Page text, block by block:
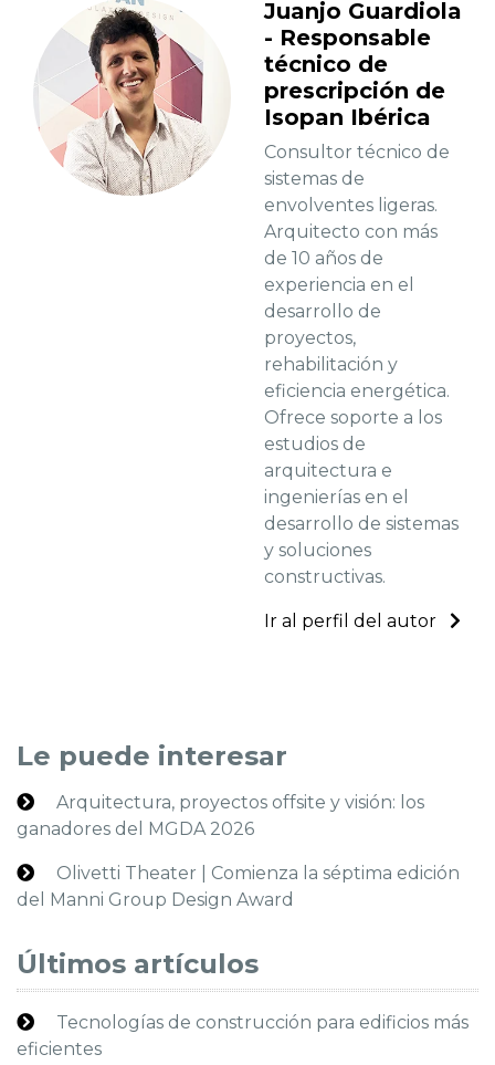
Juanjo Guardiola
- Responsable
técnico de
prescripción de
Isopan Ibérica
Consultor técnico de
sistemas de
envolventes ligeras.
Arquitecto con más
de 10 años de
experiencia en el
desarrollo de
proyectos,
rehabilitación y
eficiencia energética.
Ofrece soporte a los
estudios de
arquitectura e
ingenierías en el
desarrollo de sistemas
y soluciones
constructivas.
Ir al perfil del autor
Le puede interesar
Arquitectura, proyectos offsite y visión: los
ganadores del MGDA 2026
Olivetti Theater | Comienza la séptima edición
del Manni Group Design Award
Últimos artículos
Tecnologías de construcción para edificios más
eficientes